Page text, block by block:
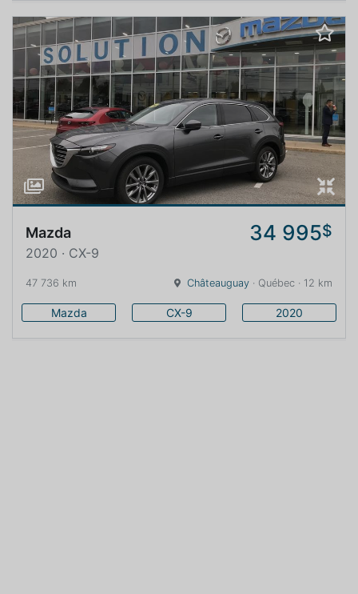
Mazda 34 995$
2020 · CX-9
47 736 km Châteauguay · Québec · 12 km
Mazda CX-9 2020